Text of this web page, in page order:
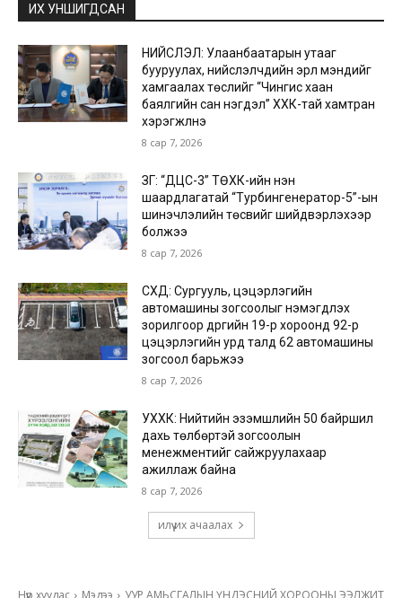
ИХ УНШИГДСАН
НИЙСЛЭЛ: Улаанбаатарын утааг
бууруулах, нийслэлчүүдийн эрүүл мэндийг
хамгаалах төслийг “Чингис хаан
баялгийн сан нэгдэл” ХХК-тай хамтран
хэрэгжүүлнэ
8 сар 7, 2026
ЗГ: “ДЦС-3” ТӨХК-ийн нэн
шаардлагатай “Турбингенератор-5”-ын
шинэчлэлийн төсвийг шийдвэрлэхээр
болжээ
8 сар 7, 2026
СХД: Сургууль, цэцэрлэгийн
автомашины зогсоолыг нэмэгдүүлэх
зорилгоор дүүргийн 19-р хороонд 92-р
цэцэрлэгийн урд талд 62 автомашины
зогсоол барьжээ
8 сар 7, 2026
УХХК: Нийтийн эзэмшлийн 50 байршил
дахь төлбөртэй зогсоолын
менежментийг сайжруулахаар
ажиллаж байна
8 сар 7, 2026
илүү их ачаалах